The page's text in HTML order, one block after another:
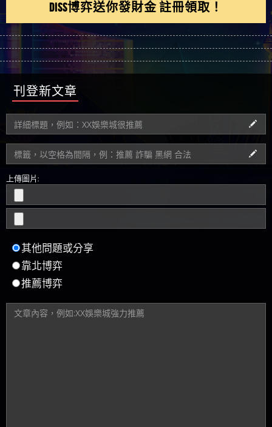
DISS博弈送你發財金 註冊領取！
刊登新文章
上傳圖片:
其他問題或分享
靠北博弈
推薦博弈